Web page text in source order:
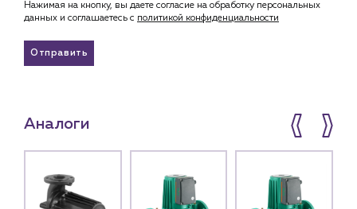
Нажимая на кнопку, вы даете согласие на обработку персональных
данных и соглашаетесь c политикой конфиденциальности
Отправить
Аналоги